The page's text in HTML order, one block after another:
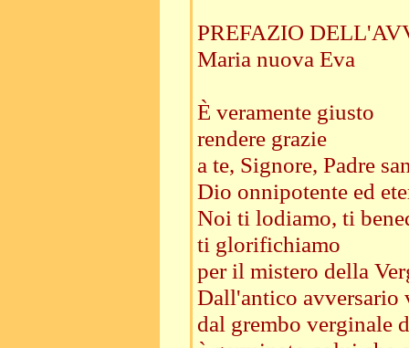
PREFAZIO
Maria nuova Eva
È veramente giusto
rendere grazie
a te, Signore, Padre
Dio onnipotente ed
Noi ti lodiamo, ti
ti glorifichiamo
per il mistero della
Dall'antico avversario
dal grembo verginale